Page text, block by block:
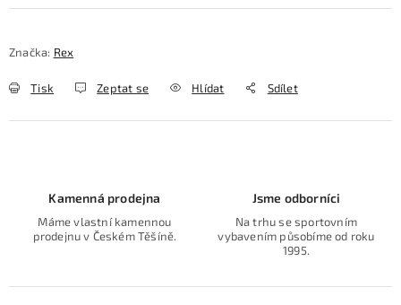
Značka: Rex
Tisk Zeptat se Hlídat Sdílet
Kamenná prodejna
Máme vlastní kamennou
prodejnu v Českém Těšíně.
Jsme odborníci
Na trhu se sportovním
vybavením působíme od roku
1995.